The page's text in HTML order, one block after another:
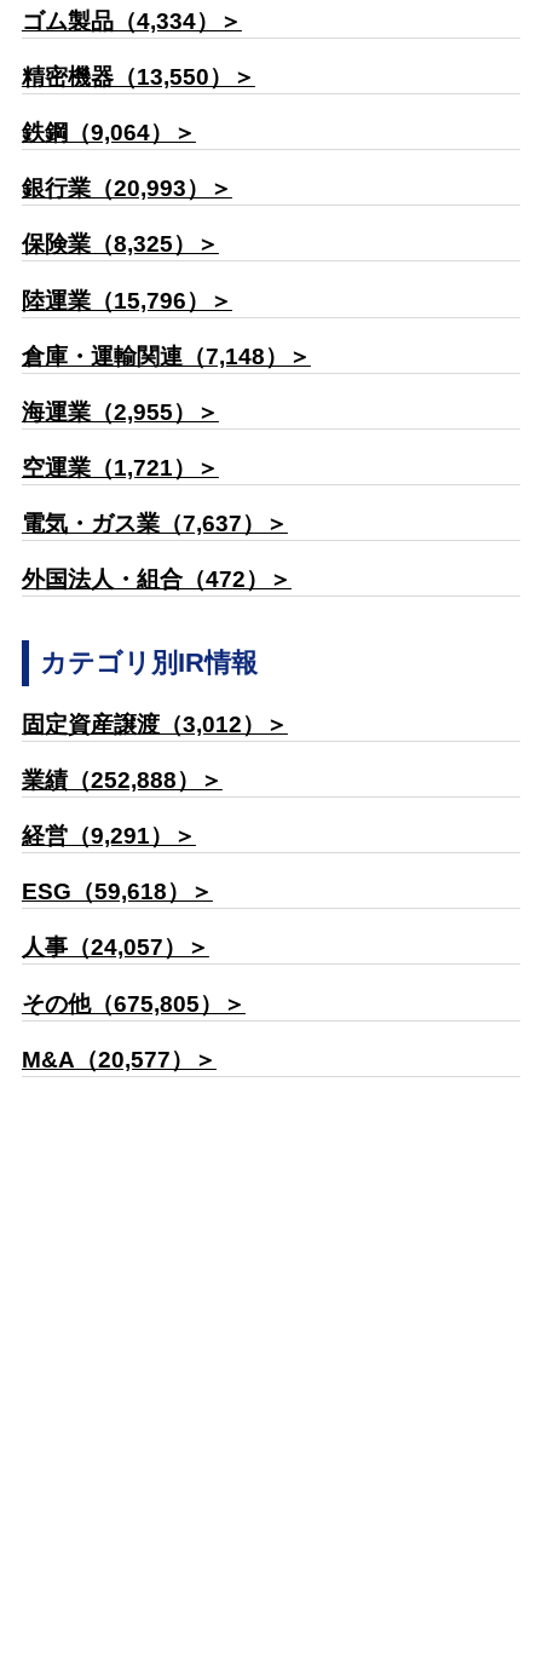
ゴム製品（4,334）＞
精密機器（13,550）＞
鉄鋼（9,064）＞
銀行業（20,993）＞
保険業（8,325）＞
陸運業（15,796）＞
倉庫・運輸関連（7,148）＞
海運業（2,955）＞
空運業（1,721）＞
電気・ガス業（7,637）＞
外国法人・組合（472）＞
カテゴリ別IR情報
固定資産譲渡（3,012）＞
業績（252,888）＞
経営（9,291）＞
ESG（59,618）＞
人事（24,057）＞
その他（675,805）＞
M&A（20,577）＞